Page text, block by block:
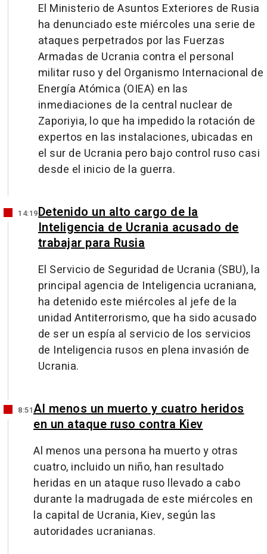
El Ministerio de Asuntos Exteriores de Rusia
ha denunciado este miércoles una serie de
ataques perpetrados por las Fuerzas
Armadas de Ucrania contra el personal
militar ruso y del Organismo Internacional de
Energía Atómica (OIEA) en las
inmediaciones de la central nuclear de
Zaporiyia, lo que ha impedido la rotación de
expertos en las instalaciones, ubicadas en
el sur de Ucrania pero bajo control ruso casi
desde el inicio de la guerra.
14:19Detenido un alto cargo de la
Inteligencia de Ucrania acusado de
trabajar para Rusia
El Servicio de Seguridad de Ucrania (SBU), la
principal agencia de Inteligencia ucraniana,
ha detenido este miércoles al jefe de la
unidad Antiterrorismo, que ha sido acusado
de ser un espía al servicio de los servicios
de Inteligencia rusos en plena invasión de
Ucrania.
8:51Al menos un muerto y cuatro heridos
en un ataque ruso contra Kiev
Al menos una persona ha muerto y otras
cuatro, incluido un niño, han resultado
heridas en un ataque ruso llevado a cabo
durante la madrugada de este miércoles en
la capital de Ucrania, Kiev, según las
autoridades ucranianas.